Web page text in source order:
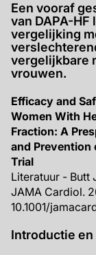
Een vooraf
van DAPA-
vergelijking
vergelijkbare
vrouwen.
Efficacy and
Women With
Fraction: A
and Prevention
Trial
Literatuur - Butt
JAMA Cardiol.
10.1001/
Introductie